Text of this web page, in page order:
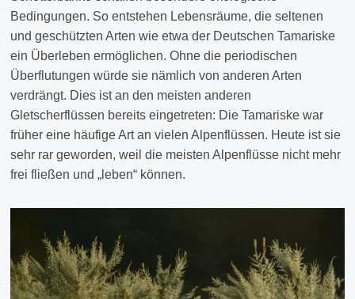
Bedingungen. So entstehen Lebensräume, die seltenen
und geschützten Arten wie etwa der Deutschen Tamariske
ein Überleben ermöglichen. Ohne die periodischen
Überflutungen würde sie nämlich von anderen Arten
verdrängt. Dies ist an den meisten anderen
Gletscherflüssen bereits eingetreten: Die Tamariske war
früher eine häufige Art an vielen Alpenflüssen. Heute ist sie
sehr rar geworden, weil die meisten Alpenflüsse nicht mehr
frei fließen und „leben“ können.